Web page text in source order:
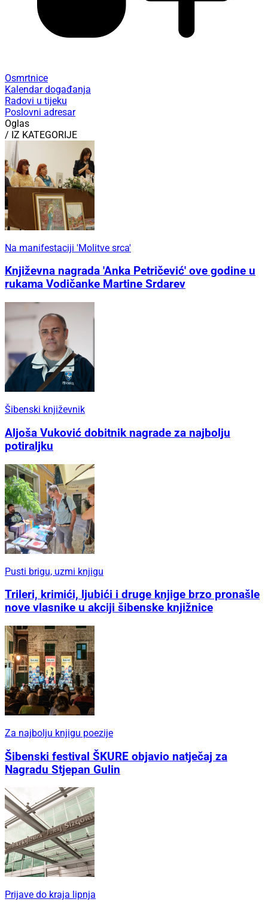
Osmrtnice
Kalendar događanja
Radovi u tijeku
Poslovni adresar
Oglas
/ IZ KATEGORIJE
Na manifestaciji 'Molitve srca'
Književna nagrada 'Anka Petričević' ove godine u
rukama Vodičanke Martine Srdarev
Šibenski književnik
Aljoša Vuković dobitnik nagrade za najbolju
potiraljku
Pusti brigu, uzmi knjigu
Trileri, krimići, ljubići i druge knjige brzo pronašle
nove vlasnike u akciji šibenske knjižnice
Za najbolju knjigu poezije
Šibenski festival ŠKURE objavio natječaj za
Nagradu Stjepan Gulin
Prijave do kraja lipnja